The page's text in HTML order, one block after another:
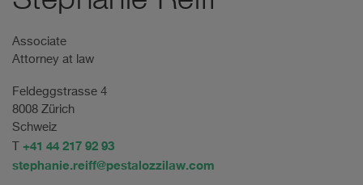
Associate
Attorney at law
Feldeggstrasse 4
8008 Zürich
Schweiz
+41 44 217 92 93
stephanie.reiff@pestalozzilaw.com